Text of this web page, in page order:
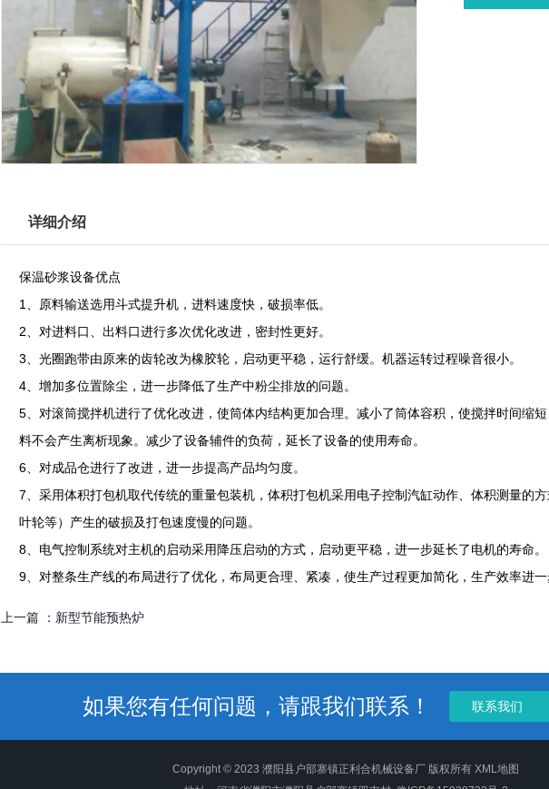
详细介绍
保温砂浆设备优点
1、原料输送选用斗式提升机，进料速度快，破损率低。
2、对进料口、出料口进行多次优化改进，密封性更好。
3、光圈跑带由原来的齿轮改为橡胶轮，启动更平稳，运行舒缓。机器运转过程噪音很小。
4、增加多位置除尘，进一步降低了生产中粉尘排放的问题。
5、对滚筒搅拌机进行了优化改进，使筒体内结构更加合理。减小了筒体容积，使搅拌时间缩
料不会产生离析现象。减少了设备辅件的负荷，延长了设备的使用寿命。
6、对成品仓进行了改进，进一步提高产品均匀度。
7、采用体积打包机取代传统的重量包装机，体积打包机采用电子控制汽缸动作、体积测量的
叶轮等）产生的破损及打包速度慢的问题。
8、电气控制系统对主机的启动采用降压启动的方式，启动更平稳，进一步延长了电机的寿命。
9、对整条生产线的布局进行了优化，布局更合理、紧凑，使生产过程更加简化，生产效率进
上一篇 ： 新型节能预热炉
如果您有任何问题，请跟我们联系！ 联系我们
Copyright © 2023 濮阳县户部寨镇正利合机械设备厂 版权所有 XML地图